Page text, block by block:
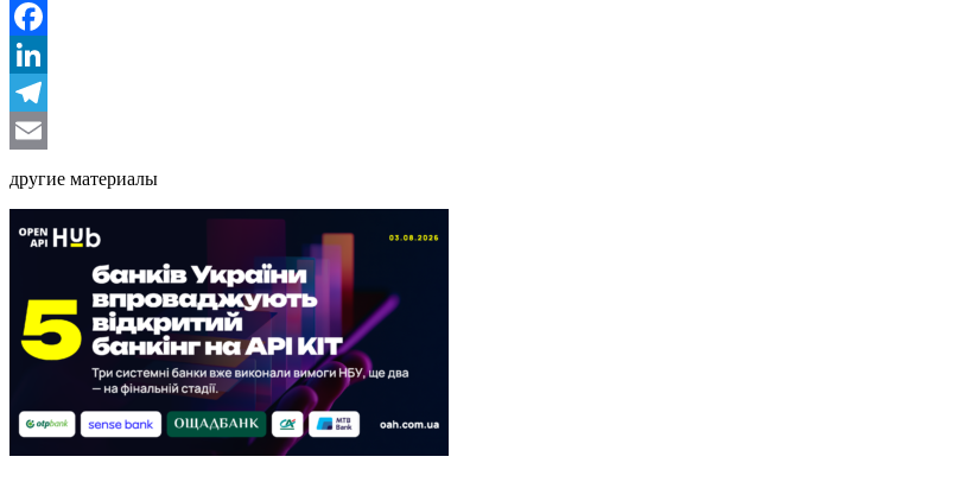
Facebook
LinkedIn
Telegram
другие материалы